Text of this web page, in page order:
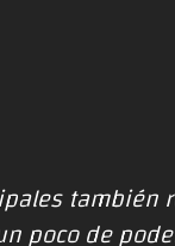
también
poco de